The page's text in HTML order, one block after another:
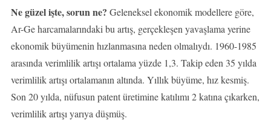
Ne güzel işte, sorun ne? Geleneksel ekonomik modellere göre,
Ar-Ge harcamalarındaki bu artış, gerçekleşen yavaşlama yerine
ekonomik büyümenin hızlanmasına neden olmalıydı. 1960-1985
arasında verimlilik artışı ortalama yüzde 1,3. Takip eden 35 yılda
verimlilik artışı ortalamanın altında. Yıllık büyüme, hız kesmiş.
Son 20 yılda, nüfusun patent üretimine katılımı 2 katına çıkarken,
verimlilik artışı yarıya düşmüş.